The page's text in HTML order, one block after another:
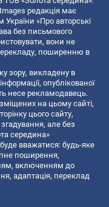
редакція має
«Про авторські
без письмового
вони не
поширенню в
зору, викладену в
опублікованої
несе рекламодавець.
на цьому сайті,
цього сайту,
але без
середина»
вважатися: будь-яке
поширення,
включенням до
адаптація, переклад